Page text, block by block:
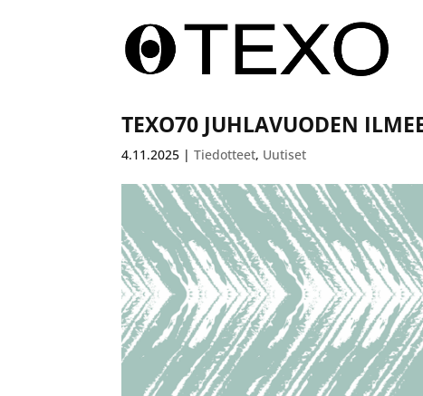
TEXO70 JUHLAVUODEN
4.11.2025 |Tiedotteet, Uutiset